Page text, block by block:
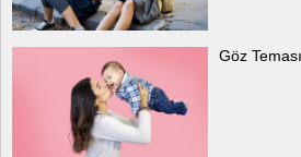
Göz